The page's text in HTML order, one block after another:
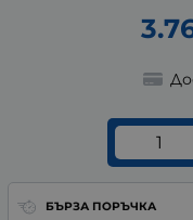
БЪРЗА ПОРЪЧКА